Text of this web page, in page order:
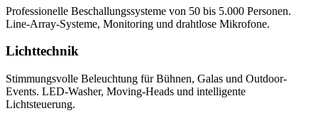
Professionelle Beschallungssysteme von 50 bis 5.000 Personen.
Line-Array-Systeme, Monitoring und drahtlose Mikrofone.
Lichttechnik
Stimmungsvolle Beleuchtung für Bühnen, Galas und Outdoor-
Events. LED-Washer, Moving-Heads und intelligente
Lichtsteuerung.